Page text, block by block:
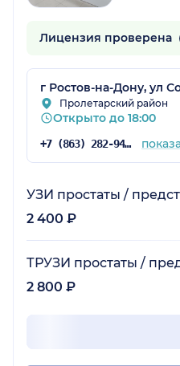
Лицензия проверена
г Ростов-на-Дону, ул
Пролетарский район
Открыто до 18:00
+7 (863) 282-94-42
УЗИ простаты /
2 400 ₽
ТРУЗИ простаты /
2 800 ₽